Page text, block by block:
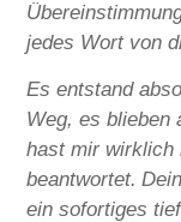
jedes Wort von
Es entstand
Weg, es blieben
hast mir wirklich
beantwortet.
ein sofortiges